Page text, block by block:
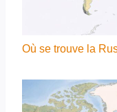
Où se trouve la